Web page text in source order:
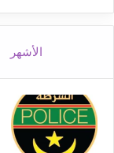
الأشهر